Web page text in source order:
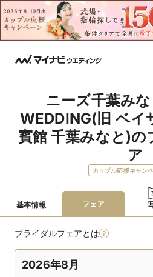
ニーズ千葉み
WEDDING(旧 ベイ
賓館 千葉みなと)の
ア
カップル応援キャン
基本情報 フェア
ブライダルフェアとは
2026年8月